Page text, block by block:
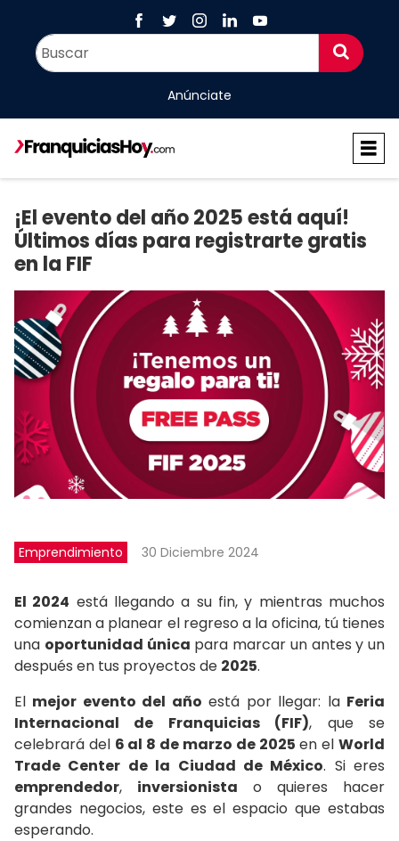
Anúnciate
¡El evento del año 2025 está aquí!
Últimos días para registrarte gratis
en la FIF
Emprendimiento 30 Diciembre 2024
El 2024 está llegando a su fin, y mientras muchos
comienzan a planear el regreso a la oficina, tú tienes
una oportunidad única para marcar un antes y un
después en tus proyectos de 2025.
El mejor evento del año está por llegar: la Feria
Internacional de Franquicias (FIF), que se
celebrará del 6 al 8 de marzo de 2025 en elWorld
Trade Center de la Ciudad de México. Si eres
emprendedor, inversionista o quieres hacer
grandes negocios, este es el espacio que estabas
esperando.